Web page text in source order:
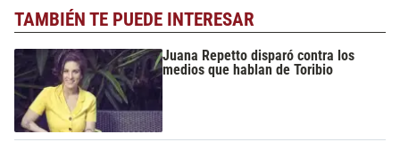
TAMBIÉN TE PUEDE INTERESAR
Juana Repetto disparó contra los
medios que hablan de Toribio